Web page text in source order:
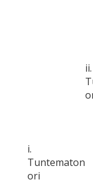
i.
Tuntematon
ori
ii.